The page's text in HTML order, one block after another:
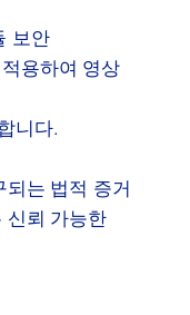
보안
용하여 영상
니다.
되는 법적 증거
신뢰 가능한